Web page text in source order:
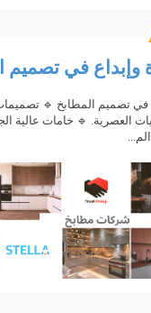
وإبداع في تصميم
في تصميم المطابخ 🔹
العصرية. 🔹 خامات عالية